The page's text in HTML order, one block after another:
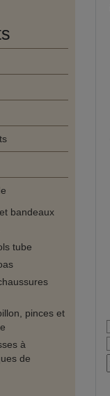
bandeaux
tube
pinces et
à
de